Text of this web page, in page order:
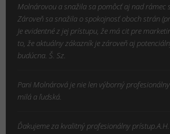
Molnárovou a snažila sa pomôcť aj nad rámec
Zároveň sa snažila o spokojnosť oboch strán
Je evidentné z jej prístupu, že má cit pre
to, že aktuálny zákazník je zároveň aj
budúcna. Š. Sz.
Pani Molnárová je nie len výborný
milá a ľudská.
Ďakujeme za kvalitný profesionálny prístup.A.H.